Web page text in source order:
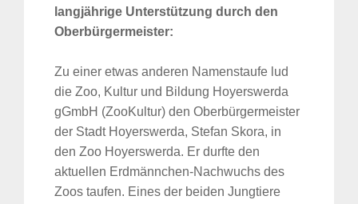
langjährige Unterstützung durch den
Oberbürgermeister:
Zu einer etwas anderen Namenstaufe lud
die Zoo, Kultur und Bildung Hoyerswerda
gGmbH (ZooKultur) den Oberbürgermeister
der Stadt Hoyerswerda, Stefan Skora, in
den Zoo Hoyerswerda. Er durfte den
aktuellen Erdmännchen-Nachwuchs des
Zoos taufen. Eines der beiden Jungtiere